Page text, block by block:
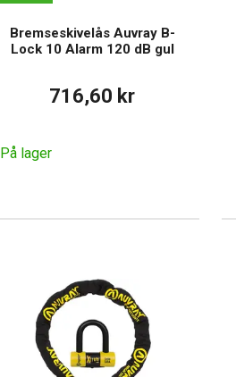
Bremseskivelås Auvray B-
Lock 10 Alarm 120 dB gul
716,60 kr
På lager